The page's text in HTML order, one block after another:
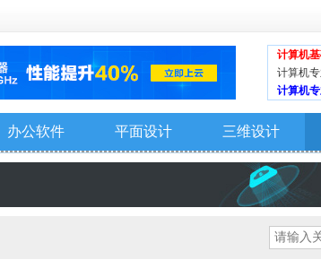
计算机
计算机
计算机
办公软件 平面设计 三维设计